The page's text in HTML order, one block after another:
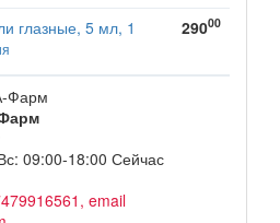
глазные, 5 мл, 1
29000
09:00-18:00 Сейчас
email